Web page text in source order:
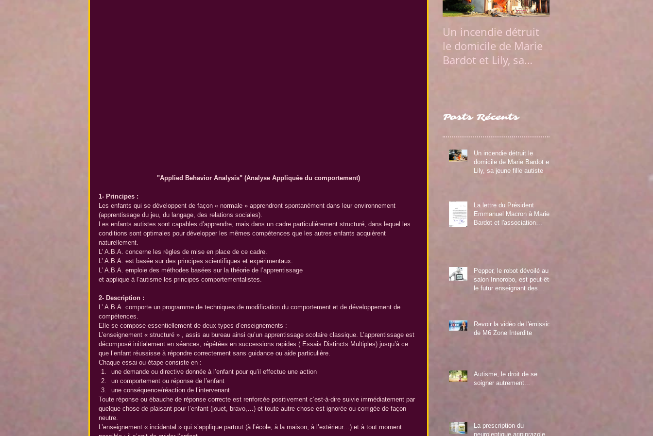
"Applied Behavior Analysis" (Analyse Appliquée du comportement)
1- Principes :
Les enfants qui se développent de façon « normale » apprendront spontanément dans leur environnement
(apprentissage du jeu, du langage, des relations sociales).
Les enfants autistes sont capables d’apprendre, mais dans un cadre particulièrement structuré, dans lequel les
conditions sont optimales pour développer les mêmes compétences que les autres enfants acquièrent
naturellement.
L’ A.B.A. concerne les règles de mise en place de ce cadre.
L’ A.B.A. est basée sur des principes scientifiques et expérimentaux.
L’ A.B.A. emploie des méthodes basées sur la théorie de l’apprentissage
et applique à l’autisme les principes comportementalistes.
2- Description :
L’ A.B.A. comporte un programme de techniques de modification du comportement et de développement de
compétences.
Elle se compose essentiellement de deux types d’enseignements :
L’enseignement « structuré » , assis au bureau ainsi qu’un apprentissage scolaire classique. L’apprentissage est
décomposé initialement en séances, répétées en successions rapides ( Essais Distincts Multiples) jusqu’à ce
que l’enfant réussisse à répondre correctement sans guidance ou aide particulière.
Chaque essai ou étape consiste en :
une demande ou directive donnée à l’enfant pour qu’il effectue une action
un comportement ou réponse de l’enfant
une conséquence/réaction de l’intervenant
Toute réponse ou ébauche de réponse correcte est renforcée positivement c’est-à-dire suivie immédiatement par
quelque chose de plaisant pour l’enfant (jouet, bravo,…) et toute autre chose est ignorée ou corrigée de façon
neutre.
L’enseignement « incidental » qui s’applique partout (à l’école, à la maison, à l’extérieur…) et à tout moment
Un incendie détruit le
domicile de Marie Bardot et
Lily, sa jeune fille autiste
La lettre du Président
Emmanuel Macron à Marie
Bardot et l'association
Pepper, le robot dévoilé au
salon Innorobo, est peut-être
le futur enseignant des
Revoir la vidéo de l'émission
de M6 Zone Interdite
Autisme, le droit de se
soigner autrement...
La prescription du
neuroleptique aripiprazole
Posts Récents
Un incendie détruit
le domicile de Marie
Bardot et Lily, sa